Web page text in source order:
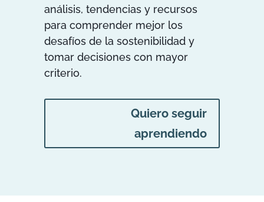
análisis, tendencias y recursos
para comprender mejor los
desafíos de la sostenibilidad y
tomar decisiones con mayor
criterio.
Quiero seguir
aprendiendo